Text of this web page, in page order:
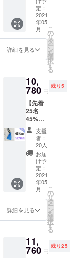
9,800円
→8,036
円 *送料
込み価
格 内容
トラビ
ス本体
×1 鍵×1
定：
2021
年05
月
詳細を見る
こ
の
リ
タ
ー
ン
を
選
択
す
る
10,
780 円
残り5
【先着
25名
45%OF
F】
ポータ
ブル金
庫×2
点
19,600
→10,78
0円 *送
料込み
内容 ト
ラビス
本体×2
支援
者：
20人
お届
け予
定：
2021
年05
月
詳細を見る
こ
の
リ
タ
ー
ン
を
選
択
す
る
11,
760 円
残り25